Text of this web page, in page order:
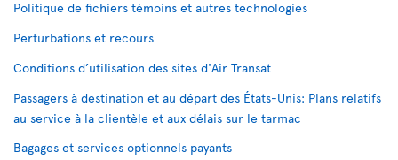
Politique de fichiers témoins et autres technologies
Perturbations et recours
Conditions d’utilisation des sites d'Air Transat
Passagers à destination et au départ des États-Unis: Plans relatifs
au service à la clientèle et aux délais sur le tarmac
Bagages et services optionnels payants